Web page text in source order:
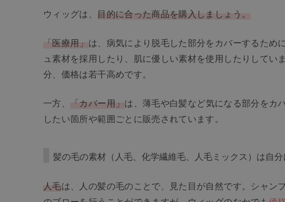
ウィッグは、 目的に合った商品を購入しましょう。
「医療用」 は、病気により脱毛した部分をカバーするため
ュ素材を採用したり、肌に優しい素材を使用したりしてい
分、価格は若干高めです。
一方、 「カバー用」 は、薄毛や白髪など気になる部分をカ
したい箇所や範囲ごとに販売されています。
髪の毛の素材（人毛、化学繊維毛、人毛ミックス）は自
人毛は、人の髪の毛のことで、見た目が自然です。シャン